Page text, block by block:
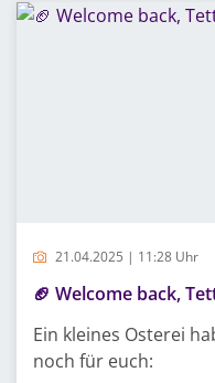
21.04.2025 | 11:28 Uhr
🏈 Welcome back,
Ein kleines Osterei
noch für euch: